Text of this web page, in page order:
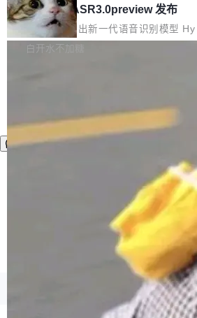
理解大规模代码仓时面临显著"代码仓理解"
颈。 代码仓深度理解服务（以下简称"
e深度理解服务"）是华为云码道（
数据。2024年9月3日下午4点，他使用此
的账号密码进入A集群，输入了一条被程序
称为"删库跑路"的命令——最高管理员权
oE 架构的大模型，好用到让人上瘾，但
存永远不够用。 Cloudflare 的 Workers AI
一直在跑这些模型的推理。他们在官方博
整性保护。效果是：吞吐量提升 41%，每
成本降低 30%，精度不变。 FP8 省的不仅
存 KV cache 是推理时最吃显...
腾讯混元 Hy ASR3.0preview 发布
腾讯混元正式推出新一代语音识别模型 Hy
3.0preview。基于最新一代大语言模型
让语音识别不再只是听清，而是真正听懂
先理解你的语境和意图，再把准确的文字直
到你。从“逐字转写、单点优化”演进为“理
境、兼容场景、一键直出”。 Hy ASR 3.0
w 不要求标准普通话，方言识别覆盖粤语
等 10 大方言片区和 20 余个二级小片区
源评测集中，Hy ASR 3.0 preview 在多语
白开水不加糖
©OSCHINA(OSChina.NET)